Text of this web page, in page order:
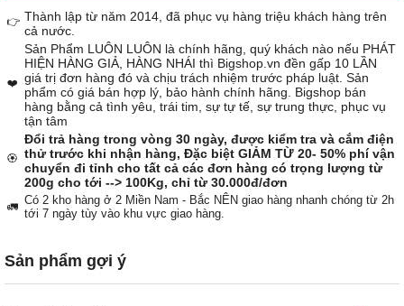
👉 Thành lập từ năm 2014, đã phục vụ hàng triệu khách hàng trên
cả nước.
❤️
Sản Phẩm LUÔN LUÔN là chính hãng, quý khách nào nếu PHÁT
HIỆN HÀNG GIẢ, HÀNG NHÁI thì Bigshop.vn đền gấp 10 LẦN
giá trị đơn hàng đó và chịu trách nhiệm trước pháp luật. Sản
phẩm có giá bán hợp lý, bảo hành chính hãng. Bigshop bán
hàng bằng cả tình yêu, trái tim, sự tự tế, sự trung thực, phục vụ
tận tâm
🏵️
Đổi trả hàng trong vòng 30 ngày, được kiểm tra và cắm điện
thử trước khi nhận hàng, Đặc biệt GIẢM TỪ 20- 50% phí vận
chuyển đi tỉnh cho tất cả các đơn hàng có trọng lượng từ
200g cho tới --> 100Kg, chỉ từ 30.000đ/đơn
🚛 Có 2 kho hàng ở 2 Miền Nam - Bắc NÊN giao hàng nhanh chóng từ 2h
tới 7 ngày tùy vào khu vực giao hàng.
Sản phẩm gợi ý